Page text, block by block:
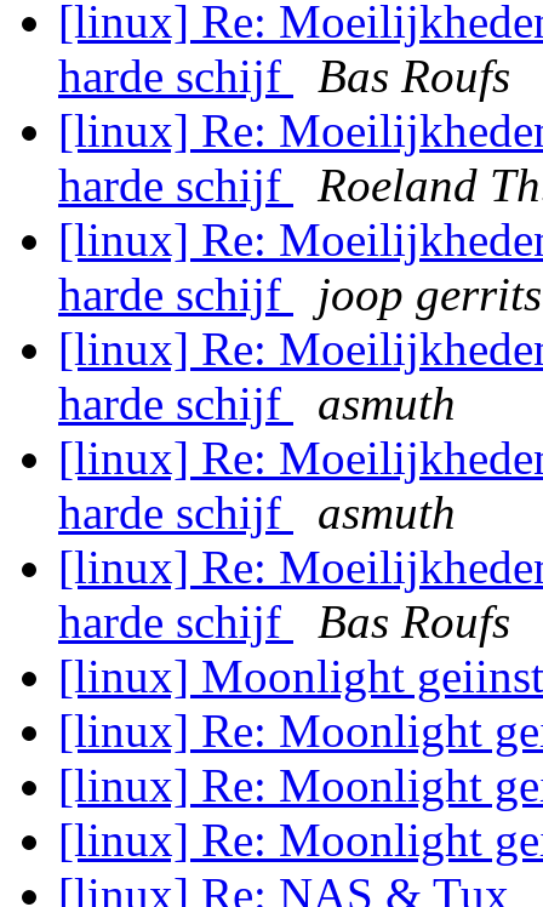
[linux] Re:
harde schijf
Bas Roufs
[linux] Re:
harde schijf
Roeland
[linux] Re:
harde schijf
joop
[linux] Re:
harde schijf
asmuth
[linux] Re:
harde schijf
asmuth
[linux] Re:
harde schijf
Bas Roufs
[linux] Moonlight
[linux] Re: Moonlight
[linux] Re: Moonlight
[linux] Re: Moonlight
[linux] Re: NAS & Tux